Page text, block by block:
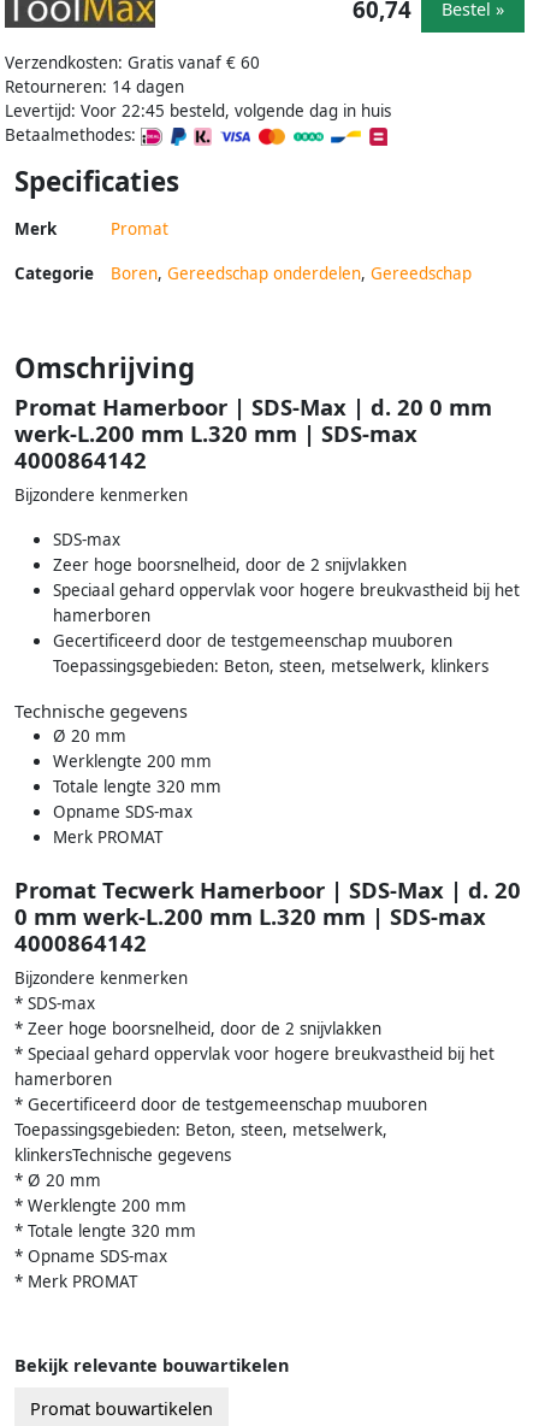
Verzendkosten: Gratis vanaf € 60
Retourneren: 14 dagen
Levertijd: Voor 22:45 besteld, volgende dag in huis
Betaalmethodes:
60,74 Bestel »
Specificaties
Merk Promat
Categorie Boren, Gereedschap onderdelen, Gereedschap
Omschrijving
Promat Hamerboor | SDS-Max | d. 20 0 mm
werk-L.200 mm L.320 mm | SDS-max
4000864142
Bijzondere kenmerken
SDS-max
Zeer hoge boorsnelheid, door de 2 snijvlakken
Speciaal gehard oppervlak voor hogere breukvastheid bij het
hamerboren
Gecertificeerd door de testgemeenschap muuboren
Toepassingsgebieden: Beton, steen, metselwerk, klinkers
Technische gegevens
Ø 20 mm
Werklengte 200 mm
Totale lengte 320 mm
Opname SDS-max
Merk PROMAT
Promat Tecwerk Hamerboor | SDS-Max | d. 20
0 mm werk-L.200 mm L.320 mm | SDS-max
4000864142
Bijzondere kenmerken
* SDS-max
* Zeer hoge boorsnelheid, door de 2 snijvlakken
* Speciaal gehard oppervlak voor hogere breukvastheid bij het
hamerboren
* Gecertificeerd door de testgemeenschap muuboren
Toepassingsgebieden: Beton, steen, metselwerk,
klinkersTechnische gegevens
* Ø 20 mm
* Werklengte 200 mm
* Totale lengte 320 mm
* Opname SDS-max
* Merk PROMAT
Bekijk relevante bouwartikelen
Promat bouwartikelen